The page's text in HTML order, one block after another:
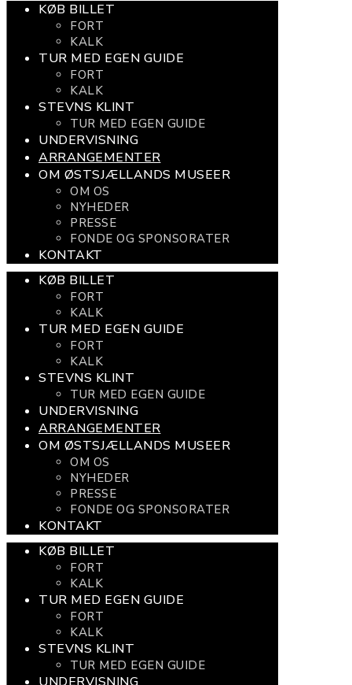
KØB BILLET
FORT
KALK
TUR MED EGEN GUIDE
FORT
KALK
STEVNS KLINT
TUR MED EGEN GUIDE
UNDERVISNING
ARRANGEMENTER
OM ØSTSJÆLLANDS MUSEER
OM OS
NYHEDER
PRESSE
FONDE OG SPONSORATER
KONTAKT
KØB BILLET
FORT
KALK
TUR MED EGEN GUIDE
FORT
KALK
STEVNS KLINT
TUR MED EGEN GUIDE
UNDERVISNING
ARRANGEMENTER
OM ØSTSJÆLLANDS MUSEER
OM OS
NYHEDER
PRESSE
FONDE OG SPONSORATER
KONTAKT
KØB BILLET
FORT
KALK
TUR MED EGEN GUIDE
FORT
KALK
STEVNS KLINT
TUR MED EGEN GUIDE